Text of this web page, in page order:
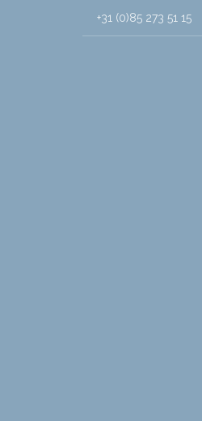
+31 (0)85 273 51 15